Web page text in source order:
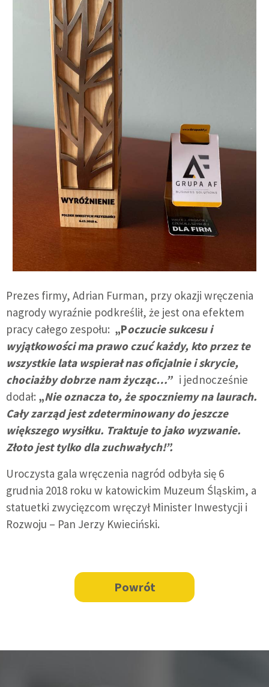
Prezes firmy, Adrian Furman, przy okazji wręczenia
nagrody wyraźnie podkreślił, że jest ona efektem
pracy całego zespołu: „Poczucie sukcesu i
wyjątkowości ma prawo czuć każdy, kto przez te
wszystkie lata wspierał nas oficjalnie i skrycie,
chociażby dobrze nam życząc…” i jednocześnie
dodał: „Nie oznacza to, że spoczniemy na laurach.
Cały zarząd jest zdeterminowany do jeszcze
większego wysiłku. Traktuje to jako wyzwanie.
Złoto jest tylko dla zuchwałych!”.
Uroczysta gala wręczenia nagród odbyła się 6
grudnia 2018 roku w katowickim Muzeum Śląskim, a
statuetki zwycięzcom wręczył Minister Inwestycji i
Rozwoju – Pan Jerzy Kwieciński.
Powrót